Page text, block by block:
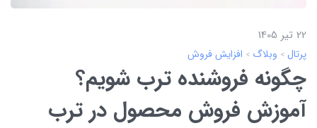
22 تير 1405
پرتال وبلاگ افزایش فروش
چگونه فروشنده ترب شویم؟
آموزش فروش محصول در ترب